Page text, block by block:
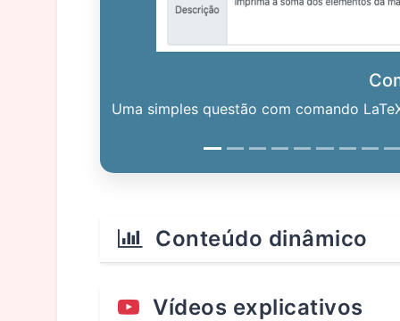
Uma simples questão com comando
Conteúdo dinâmico
Vídeos explicativos